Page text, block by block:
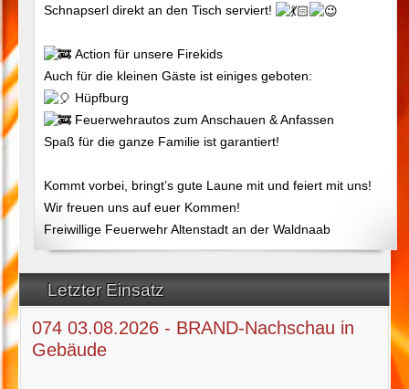
Letzter Einsatz
074 03.08.2026 - BRAND-Nachschau in
Gebäude
Schnapserl direkt an den Tisch serviert!
Action für unsere Firekids
Auch für die kleinen Gäste ist einiges geboten:
Hüpfburg
Feuerwehrautos zum Anschauen & Anfassen
Spaß für die ganze Familie ist garantiert!
Kommt vorbei, bringt’s gute Laune mit und feiert mit uns!
Wir freuen uns auf euer Kommen!
Freiwillige Feuerwehr Altenstadt an der Waldnaab